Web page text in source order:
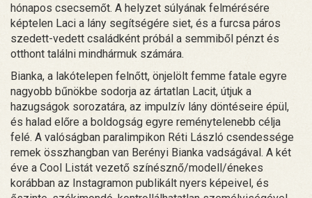
hónapos csecsemőt. A helyzet súlyának felmérésére
képtelen Laci a lány segítségére siet, és a furcsa páros
szedett-vedett családként próbál a semmiből pénzt és
otthont találni mindhármuk számára.
Bianka, a lakótelepen felnőtt, önjelölt femme fatale egyre
nagyobb bűnökbe sodorja az ártatlan Lacit, útjuk a
hazugságok sorozatára, az impulzív lány döntéseire épül,
és halad előre a boldogság egyre reménytelenebb célja
felé. A valóságban paralimpikon Réti László csendessége
remek összhangban van Berényi Bianka vadságával. A két
éve a Cool Listát vezető színésznő/modell/énekes
korábban az Instagramon publikált nyers képeivel, és